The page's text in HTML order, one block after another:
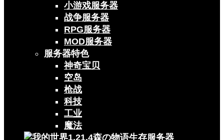
小游戏服务器
战争服务器
RPG服务器
MOD服务器
服务器特色
神奇宝贝
空岛
枪战
科技
工业
魔法